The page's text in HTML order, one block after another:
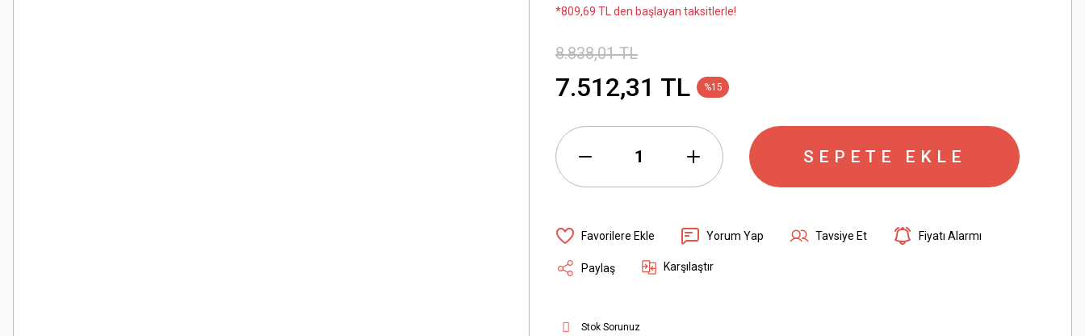
*809,69 TL den başlayan taksitlerle!
8.838,01 TL
7.512,31 TL %15
SEPETE EKLE
Yorum Yap Tavsiye Et Fiyatı Alarmı
Paylaş Karşılaştır
Stok Sorunuz